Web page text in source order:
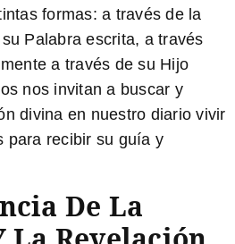
formas: a través de la
Palabra escrita, a través
a través de su Hijo
nos invitan a buscar y
divina en nuestro diario vivir
para recibir su guía y
De La